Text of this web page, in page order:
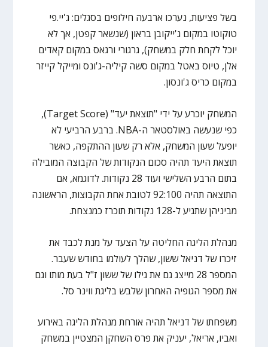
בשל פציעות, נערכו ארבעה חילופים בסגלים: ג'יי.פי
טוקוטו במקום ג'ייקובן בראון (שנשאר קפטן, אך לא
יוכל לקחת חלק במשחק), גרגורי ורגאס במקום קאדים
אלן, טיוס באטל במקום סשה קיליה-ג'ונס ומייקל קייזר
במקום כריס ג'ונסון.
המשחק יוכרע על ידי "תוצאת יעד" (Target Score),
כפי שנעשה באולסטאר ה-NBA. ברבע הרביעי לא
יופעל שעון המשחק, אלא רק שעון ההתקפה, כאשר
תוצאת היעד תהיה סכום הנקודות של הקבוצה המובילה
בתום הרבע השלישי ועוד 28 נקודות. לדוגמא, אם
התוצאה תהיה 92:100 לטובת אחת הקבוצות, הראשונה
מביניהן שתגיע ל-128 נקודות תוכרז כמנצחת.
מנהלת הליגה החליטה על הצעד על מנת לכבד את
זיכרו של דניאל ששון, שהלך לעולמו בחודש שעבר.
המספר 28 מייצג גם את גילו של ששון ז"ל בעת מותו וגם
את מספר הגופיה האחרון שלבש בליגת ווינר סל.
משפחתו של דניאל תהיה אורחת מנהלת הליגה באירוע
ואביו, אריאל, יעניק את פרס השחקן המצטיין במשחק